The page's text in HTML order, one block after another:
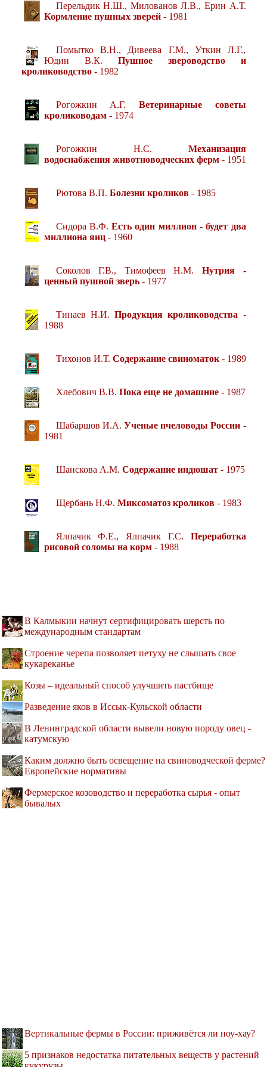
Перельдик Н.Ш., Милованов Л.В., Ерин А.Т.
Кормление пушных зверей- 1981
Помытко В.Н., Дивеева Г.М., Уткин Л.Г.,
Юдин В.К. Пушное звероводство и
кролиководство- 1982
Рогожкин А.Г. Ветеринарные советы
кролиководам- 1974
Рогожкин Н.С. Механизация
водоснабжения животноводческих ферм- 1951
Рютова В.П. Болезни кроликов- 1985
Сидора В.Ф.Есть один миллион - будет два
миллиона яиц- 1960
Соколов Г.В., Тимофеев Н.М. Нутрия -
ценный пушной зверь- 1977
Тинаев Н.И. Продукция кролиководства -
1988
Тихонов И.Т. Содержание свиноматок- 1989
Хлебович В.В. Пока еще не домашние- 1987
Шабаршов И.А. Ученые пчеловоды России -
1981
Шанскова А.М. Содержание индюшат- 1975
Щербань Н.Ф. Миксоматоз кроликов- 1983
Ялпачик Ф.Е., Ялпачик Г.С. Переработка
рисовой соломы на корм- 1988
В Калмыкии начнут сертифицировать шерсть по
международным стандартам
Строение черепа позволяет петуху не слышать свое
кукареканье
Козы – идеальный способ улучшить пастбище
Разведение яков в Иссык-Кульской области
В Ленинградской области вывели новую породу овец -
катумскую
Каким должно быть освещение на свиноводческой ферме?
Европейские нормативы
Фермерское козоводство и переработка сырья - опыт
бывалых
Вертикальные фермы в России: приживётся ли ноу-хау?
5 признаков недостатка питательных веществ у растений